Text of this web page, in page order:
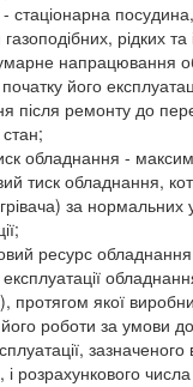
стаціонарна
газоподібних, рідких
напрацювання
його
після ремонту до
обладнання -
тиск обладнання,
за нормальних
ресурс
експлуатації
протягом якої
його роботи за умови
зазначеного в
розрахункового числа